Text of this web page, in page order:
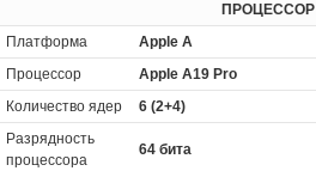
ПРОЦЕССОР
Платформа
Apple A
Процессор
Apple A19 Pro
Количество ядер
6 (2+4)
Разрядность
процессора
64 бита